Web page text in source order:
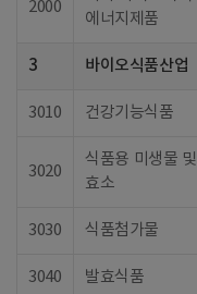
2000
에너지제품
3 바이오식품산업
3010 건강기능식품
3020
식품용 미생물 및
효소
3030 식품첨가물
3040 발효식품